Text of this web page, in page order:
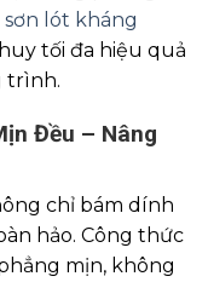
sơn lót kháng
tối đa hiệu quả
trình.
Đều – Nâng
chỉ bám dính
hảo. Công thức
mịn, không